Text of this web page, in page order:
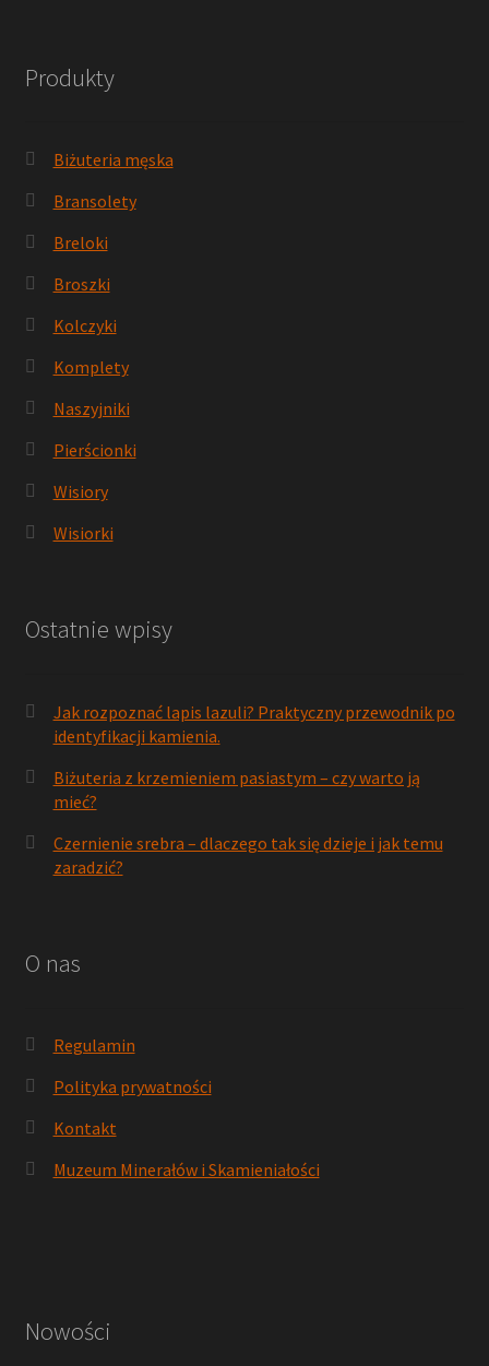
Produkty
Biżuteria męska
Bransolety
Breloki
Broszki
Kolczyki
Komplety
Naszyjniki
Pierścionki
Wisiory
Wisiorki
Ostatnie wpisy
Jak rozpoznać lapis lazuli? Praktyczny przewodnik po
identyfikacji kamienia.
Biżuteria z krzemieniem pasiastym – czy warto ją
mieć?
Czernienie srebra – dlaczego tak się dzieje i jak temu
zaradzić?
O nas
Regulamin
Polityka prywatności
Kontakt
Muzeum Minerałów i Skamieniałości
Nowości